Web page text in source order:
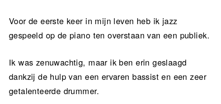
Voor de eerste keer in mijn leven heb ik jazz
gespeeld op de piano ten overstaan van een publiek.
Ik was zenuwachtig, maar ik ben erin geslaagd
dankzij de hulp van een ervaren bassist en een zeer
getalenteerde drummer.